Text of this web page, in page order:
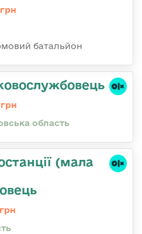
батальйон
область
(мала